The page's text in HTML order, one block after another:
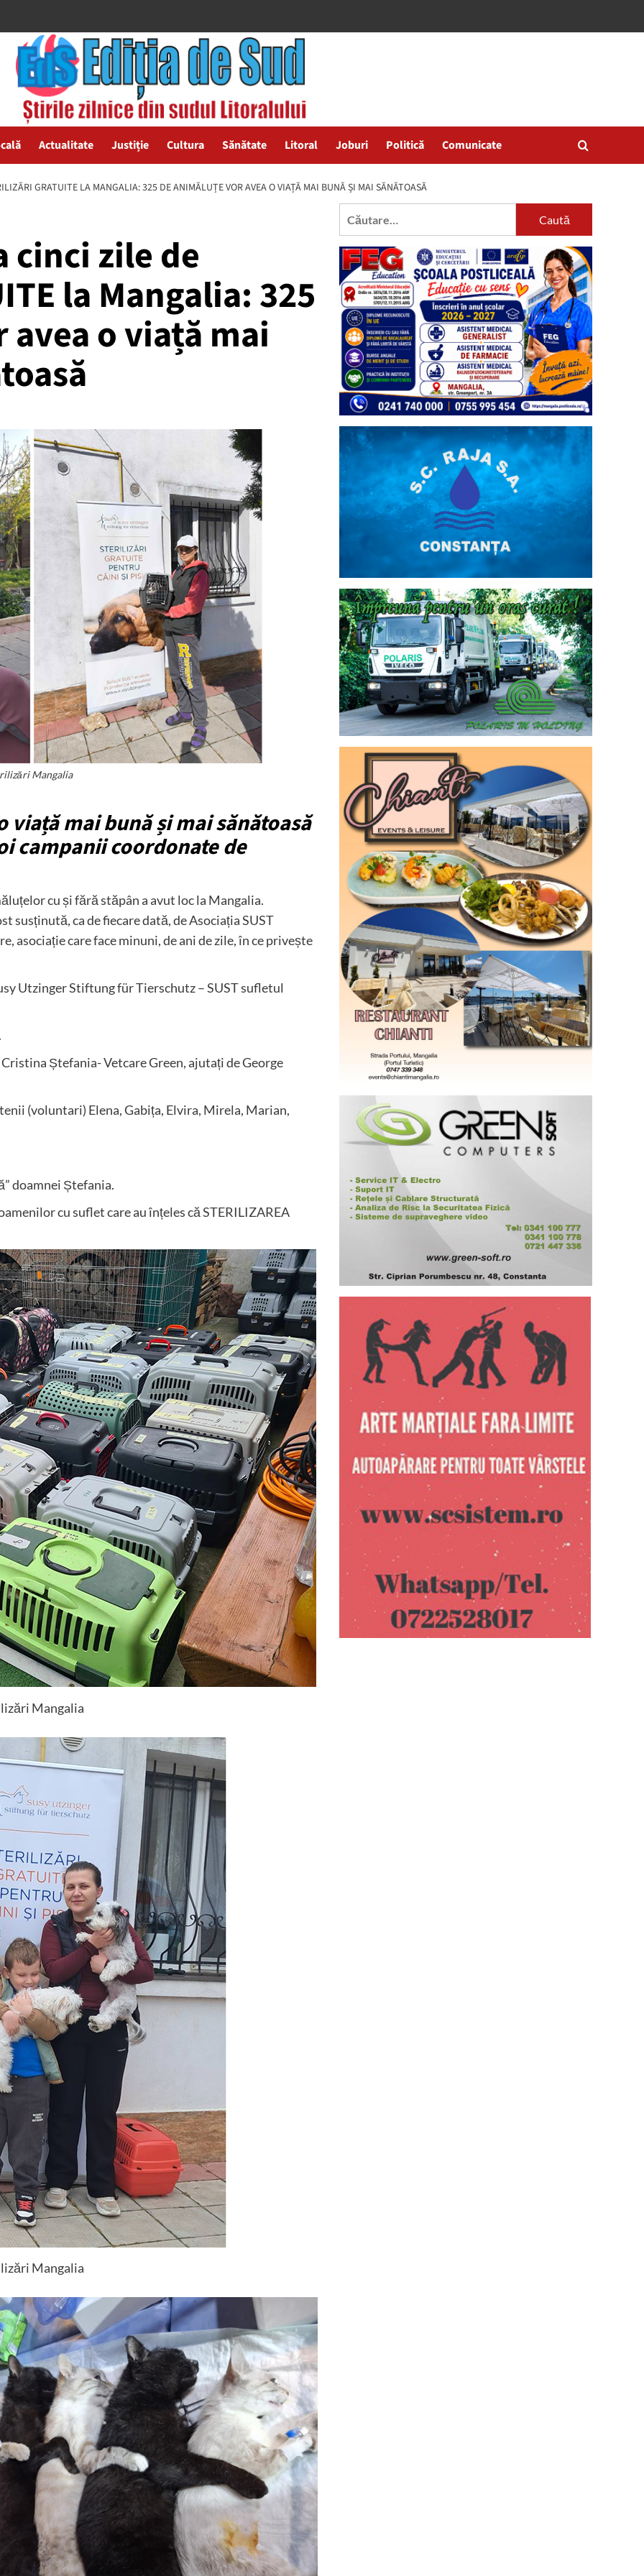
Actualitate Justiție Cultura Sănătate Litoral Joburi Politică Comunicate
GRATUITE LA MANGALIA: 325 DE ANIMĂLUȚE VOR AVEA O VIAȚĂ MAI BUNĂ ȘI MAI SĂNĂTOASĂ
cinci zile de
la Mangalia: 325
o viață mai
Mangalia
mai bună și mai sănătoasă
campanii coordonate de
cu și fără stăpân a avut loc la Mangalia.
susținută, ca de fiecare dată, de Asociația SUST
asociație care face minuni, de ani de zile, în ce privește
Utzinger Stiftung für Tierschutz – SUST sufletul
Ștefania- Vetcare Green, ajutați de George
(voluntari) Elena, Gabița, Elvira, Mirela, Marian,
doamnei Ștefania.
cu suflet care au înțeles că STERILIZAREA
Mangalia
Mangalia
Caută